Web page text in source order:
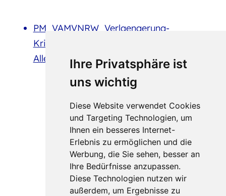
Ihre Privatsphäre ist
uns wichtig
Diese Website verwendet Cookies
und Targeting Technologien, um
Ihnen ein besseres Internet-
Erlebnis zu ermöglichen und die
Werbung, die Sie sehen, besser an
Ihre Bedürfnisse anzupassen.
Diese Technologien nutzen wir
außerdem, um Ergebnisse zu
PM_VAMVNRW_Verlaengerung-
Krisenhotline-
Alleinerziehende_07072020.pdf
204 KB